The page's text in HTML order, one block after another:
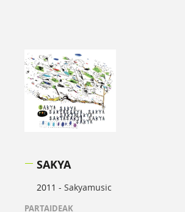
SAKYA
2011 - Sakyamusic
PARTAIDEAK